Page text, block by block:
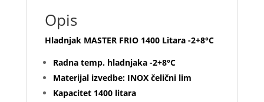
Opis
Hladnjak MASTER FRIO 1400 Litara -2+8°C
Radna temp. hladnjaka -2+8°C
Materijal izvedbe: INOX čelični lim
Kapacitet 1400 litara